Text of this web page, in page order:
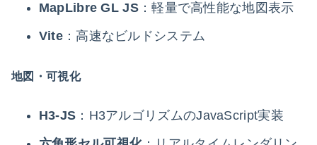
MapLibre GL JS：軽量で高性能な地図表示
Vite：高速なビルドシステム
地図・可視化
H3-JS ：H3アルゴリズムのJavaScript実装